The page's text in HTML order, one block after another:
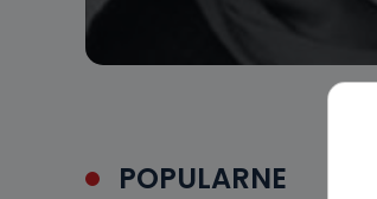
POPULARNE